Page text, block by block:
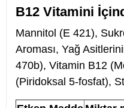
B12 Vitamini
Mannitol (E 421),
Aroması, Yağ
470b), Vitamin B12
(Piridoksal 5-fosfat),